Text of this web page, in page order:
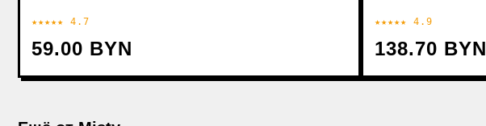
★★★★★ 4.7
59.00 BYN
★★★★★ 4.9
138.70 BYN